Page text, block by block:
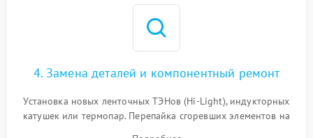
4. Замена деталей и компонентный ремонт
Установка новых ленточных ТЭНов (Hi-Light), индукторных
катушек или термопар. Перепайка сгоревших элементов на